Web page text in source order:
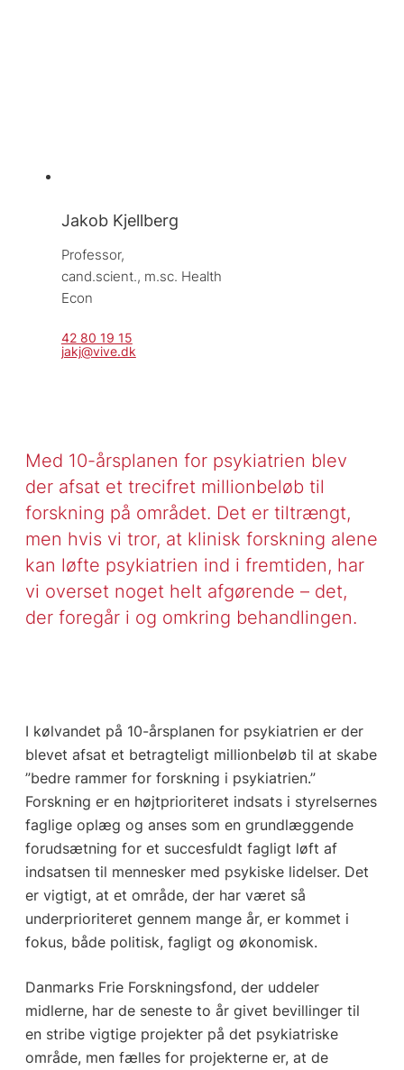
Jakob Kjellberg
Professor,
cand.scient., m.sc. Health
Econ
42 80 19 15
jakj@vive.dk
Med 10-årsplanen for psykiatrien blev
der afsat et trecifret millionbeløb til
forskning på området. Det er tiltrængt,
men hvis vi tror, at klinisk forskning alene
kan løfte psykiatrien ind i fremtiden, har
vi overset noget helt afgørende – det,
der foregår i og omkring behandlingen.
I kølvandet på 10-årsplanen for psykiatrien er der
blevet afsat et betragteligt millionbeløb til at skabe
”bedre rammer for forskning i psykiatrien.”
Forskning er en højtprioriteret indsats i styrelsernes
faglige oplæg og anses som en grundlæggende
forudsætning for et succesfuldt fagligt løft af
indsatsen til mennesker med psykiske lidelser. Det
er vigtigt, at et område, der har været så
underprioriteret gennem mange år, er kommet i
fokus, både politisk, fagligt og økonomisk.
Danmarks Frie Forskningsfond, der uddeler
midlerne, har de seneste to år givet bevillinger til
en stribe vigtige projekter på det psykiatriske
område, men fælles for projekterne er, at de